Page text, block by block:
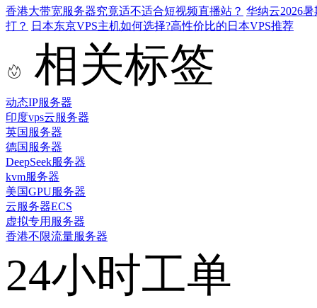
香港大带宽服务器究竟适不适合短视频直播站？ 华纳云2026
打？
日本东京VPS主机如何选择?高性价比的日本VPS推荐
相关标签
动态IP服务器
印度vps云服务器
英国服务器
德国服务器
DeepSeek服务器
kvm服务器
美国GPU服务器
云服务器ECS
虚拟专用服务器
香港不限流量服务器
24小时工单